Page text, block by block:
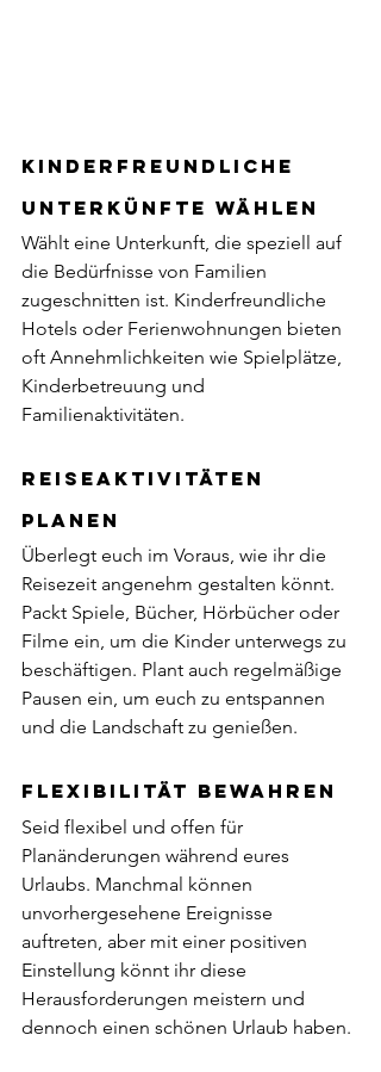
Kinderfreundliche
Unterkünfte wählen
Wählt eine Unterkunft, die speziell auf
die Bedürfnisse von Familien
zugeschnitten ist. Kinderfreundliche
Hotels oder Ferienwohnungen bieten
oft Annehmlichkeiten wie Spielplätze,
Kinderbetreuung und
Familienaktivitäten.
Reiseaktivitäten
planen
Überlegt euch im Voraus, wie ihr die
Reisezeit angenehm gestalten könnt.
Packt Spiele, Bücher, Hörbücher oder
Filme ein, um die Kinder unterwegs zu
beschäftigen. Plant auch regelmäßige
Pausen ein, um euch zu entspannen
und die Landschaft zu genießen.
Flexibilität bewahren
Seid flexibel und offen für
Planänderungen während eures
Urlaubs. Manchmal können
unvorhergesehene Ereignisse
auftreten, aber mit einer positiven
Einstellung könnt ihr diese
Herausforderungen meistern und
dennoch einen schönen Urlaub haben.